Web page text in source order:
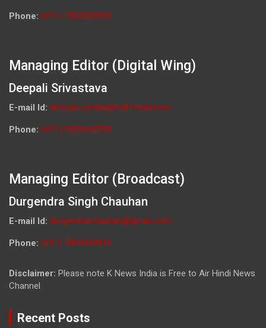
Phone: (+91) 7800009900
Managing Editor (Digital Wing)
Deepali Srivastava
E-mail Id: deepali_media@rediffmail.com
Phone: (+91) 9026692259
Managing Editor (Broadcast)
Durgendra Singh Chauhan
E-mail Id: durgendrachauhan@gmail.com
Phone: (+91) 7800009813
Disclaimer: Please note K News India is Free to Air Hindi News
Channel
Recent Posts